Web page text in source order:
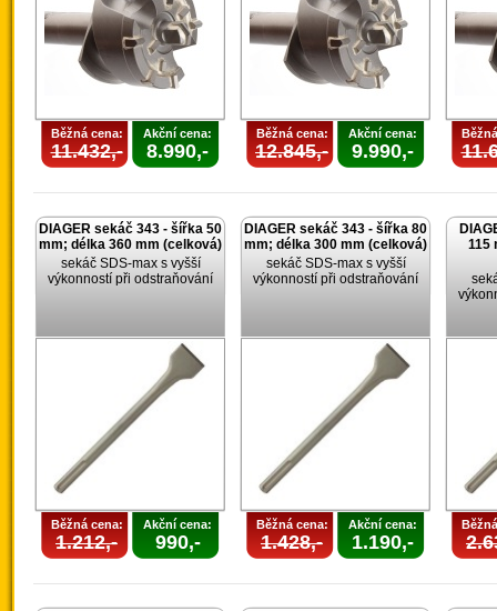
Běžná cena:
11.432,-
Akční cena:
8.990,-
Běžná cena:
12.845,-
Akční cena:
9.990,-
DIAGER sekáč 343 - šířka 50
mm; délka 360 mm (celková)
sekáč SDS-max s vyšší
výkonností při odstraňování
Běžná cena:
1.212,-
Akční cena:
990,-
DIAGER sekáč 343 - šířka 80
mm; délka 300 mm (celková)
sekáč SDS-max s vyšší
výkonností při odstraňování
Běžná cena:
1.428,-
Akční cena:
1.190,-
115